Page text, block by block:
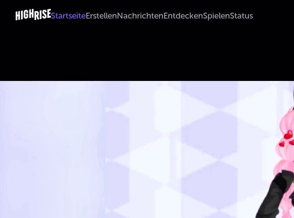
StartseiteErstellenNachrichtenEntdeckenSpielenStatus